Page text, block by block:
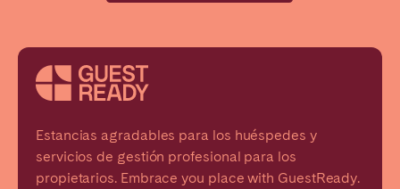
Estancias agradables para los huéspedes y
servicios de gestión profesional para los
propietarios. Embrace you place with GuestReady.